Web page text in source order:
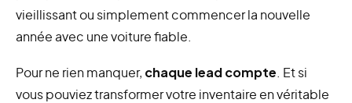
vieillissant ou simplement commencer la nouvelle
année avec une voiture fiable.
Pour ne rien manquer, chaque lead compte . Et si
vous pouviez transformer votre inventaire en véritable